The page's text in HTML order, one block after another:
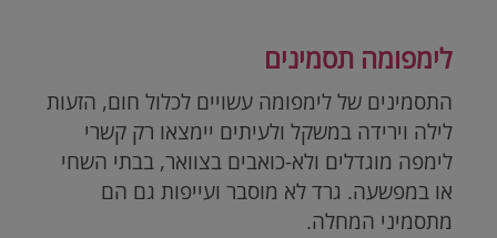
לימפומה תסמינים
התסמינים של לימפומה עשויים לכלול חום, הזעות
לילה וירידה במשקל ולעיתים יימצאו רק קשרי
לימפה מוגדלים ולא-כואבים בצוואר, בבתי השחי
או במפשעה. גרד לא מוסבר ועייפות גם הם
מתסמיני המחלה.